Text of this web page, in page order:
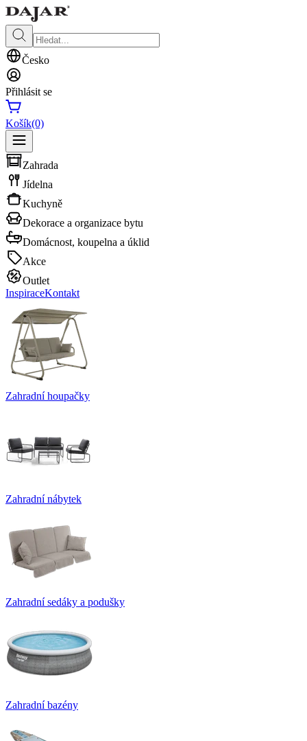
Česko
Přihlásit se
Košík(0)
Zahrada
Jídelna
Kuchyně
Dekorace a organizace bytu
Domácnost, koupelna a úklid
Akce
Outlet
InspiraceKontakt
Zahradní houpačky
Zahradní nábytek
Zahradní sedáky a podušky
Zahradní bazény